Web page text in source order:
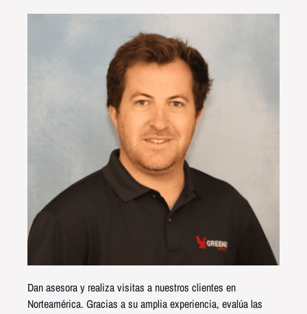
Dan asesora y realiza visitas a nuestros clientes en
Norteamérica. Gracias a su amplia experiencia, evalúa las